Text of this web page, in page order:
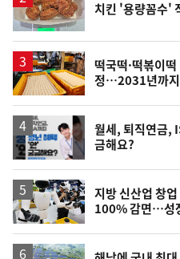
치킨 '용량꼼수'
떡국떡·떡볶이
정…2031년까
월세, 퇴직연금,
금해요?
지방 신산업 창
100% 감면…성